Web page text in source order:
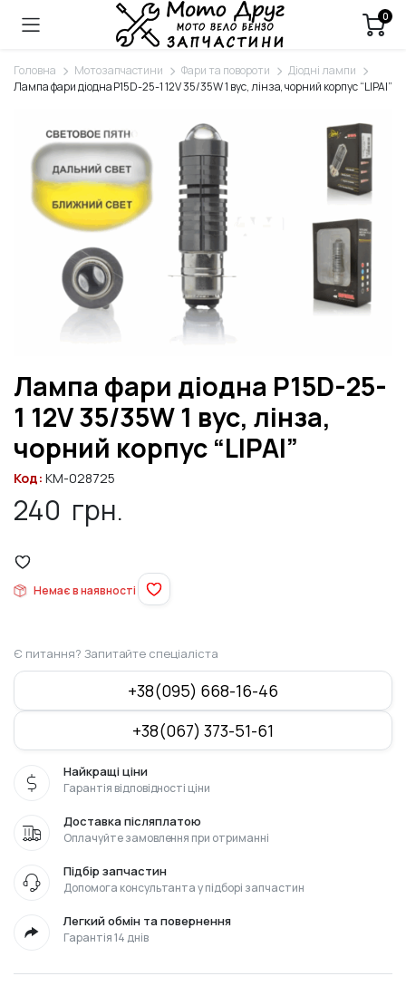
0
Головна Мотозапчастини Фари та повороти
Діодні лампи
Лампа фари діодна P15D-25-1 12V 35/35W 1 вус, лінза, чорний корпус “LIPAI”
Лампа фари діодна P15D-25-
1 12V 35/35W 1 вус, лінза,
чорний корпус “LIPAI”
Код: KM-028725
240 грн.
Немає в наявності
Є питання? Запитайте спеціаліста
+38(095) 668-16-46
+38(067) 373-51-61
Найкращі ціни
Гарантія відповідності ціни
Доставка післяплатою
Оплачуйте замовлення при отриманні
Підбір запчастин
Допомога консультанта у підборі запчастин
Легкий обмін та повернення
Гарантія 14 днів